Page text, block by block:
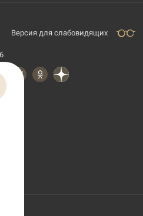
Версия для слабовидящих